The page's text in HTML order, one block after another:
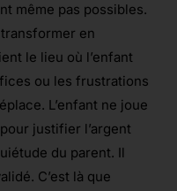
même pas possibles.
en
le lieu où l’enfant
ou les frustrations
L’enfant ne joue
justifier l’argent
du parent. Il
C’est là que